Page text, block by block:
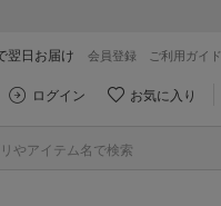
翌日お届け 会員登録 ご利用ガイド
ログイン お気に入り